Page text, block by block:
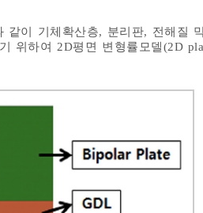
같이 기체확산층, 분리판, 전해질
위하여 2D평면 변형률모델(2D